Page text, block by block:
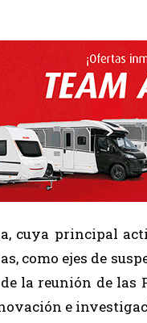
cuya principal
como ejes de
la reunión de las
e